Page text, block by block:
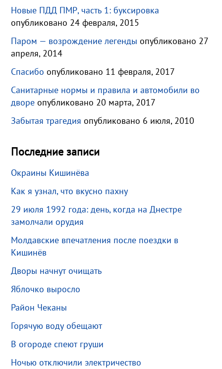
Новые ПДД ПМР, часть 1: буксировка
опубликовано 24 февраля, 2015
Паром — возрождение легенды опубликовано 27
апреля, 2014
Спасибо опубликовано 11 февраля, 2017
Санитарные нормы и правила и автомобили во
дворе опубликовано 20 марта, 2017
Забытая трагедия опубликовано 6 июля, 2010
Последние записи
Окраины Кишинёва
Как я узнал, что вкусно пахну
29 июля 1992 года: день, когда на Днестре
замолчали орудия
Молдавские впечатления после поездки в
Кишинёв
Дворы начнут очищать
Яблочко выросло
Район Чеканы
Горячую воду обещают
В огороде спеют груши
Ночью отключили электричество